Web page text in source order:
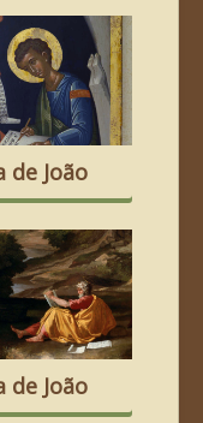
de João
de João